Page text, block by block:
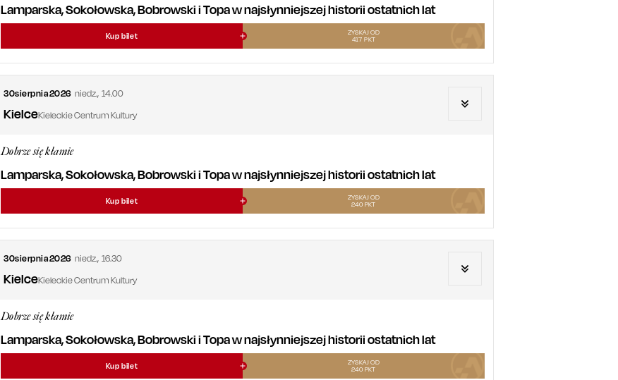
Lamparska, Sokołowska, Bobrowski i Topa w najsłynniejszej historii ostatnich lat
Kup bilet
ZYSKAJ OD
417 PKT
30sierpnia2026 niedz., 14.00
KielceKieleckie Centrum Kultury
Dobrze się kłamie
Lamparska, Sokołowska, Bobrowski i Topa w najsłynniejszej historii ostatnich lat
Kup bilet
ZYSKAJ OD
240 PKT
30sierpnia2026 niedz., 16.30
KielceKieleckie Centrum Kultury
Dobrze się kłamie
Lamparska, Sokołowska, Bobrowski i Topa w najsłynniejszej historii ostatnich lat
Kup bilet
ZYSKAJ OD
240 PKT